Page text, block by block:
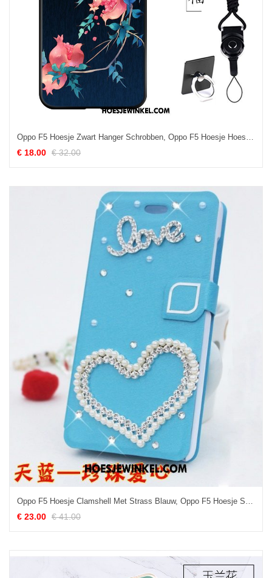
€ 18.00 € 32.00
Oppo F5 Hoesje Clamshell Met Strass Blauw, Oppo F5 Hoesje Spotprent Bescherming
€ 23.00 € 41.00